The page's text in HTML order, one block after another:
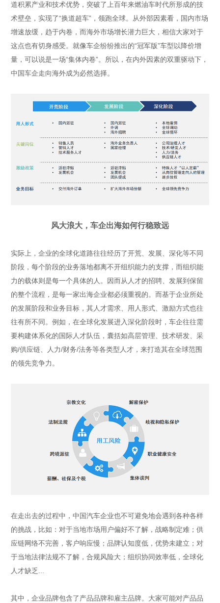
道积累产业和技术优势，突破了上百年来燃油车时代所形成的技
术壁垒，实现了“换道超车”，领跑全球。从外部因素看，国内市场
增速放缓，趋于内卷，而海外市场增长潜力巨大，相信大家对于
这点也有切身感受。就像车企纷纷推出的“冠军版”车型以降价增
量，可以说是一场“集体内卷”。所以，在内外因素的双重驱动下，
中国车企走向海外成为必然选择。
风大浪大，车企出海如何行稳致远
实际上，企业的全球化道路往往经历了开荒、发展、深化等不同
阶段，每个阶段的业务落地都离不开组织能力的支撑，而组织能
力的载体则是每一个具体的人。因而从人才的招聘、发展到保留
的整个流程，是每一家出海企业都必须重视的。而基于企业所处
的发展阶段和业务目标，其人才需求、用人形式、激励方式也往
往有所不同。例如，在全球化发展进入深化阶段时，车企往往需
要构建体系化的国际人才队伍，囊括如高层管理、技术研发、采
购/供应链、人力/财务/法务等各类型人才，来打造其在全球范围
的领先竞争力。
在走出去的过程中，中国汽车企业也不可避免地会遇到各种各样
的挑战，比如：对于当地市场用户偏好不了解，战略制定难；供
应链网络不完善，客户响应慢；品牌认知度低，优势未建立；对
于当地法律法规不了解，合规风险大；组织协同效率低，全球化
人才缺乏...
其中，企业品牌包含了产品品牌和雇主品牌。大家可能对产品品